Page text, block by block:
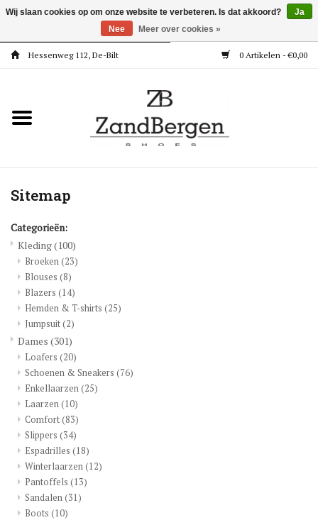
Hessenweg 112, De-Bilt 0 Artikelen - €0,00
Kleding
Meisjes
Jongens
Accessoires
Super Deals
Blog
Merken
Sitemap
Categorieën:
Kleding(100)
Broeken(23)
Blouses (8)
Blazers (14)
Hemden & T-shirts (25)
Jumpsuit(2)
Dames (301)
Loafers (20)
Schoenen & Sneakers (76)
Enkellaarzen(25)
Laarzen(10)
Comfort(83)
Slippers (34)
Espadrilles (18)
Winterlaarzen(12)
Pantoffels (13)
Sandalen(31)
Boots (10)
Wij slaan cookies op om onze website te verbeteren. Is dat akkoord?
Ja
Nee
Meer over cookies »